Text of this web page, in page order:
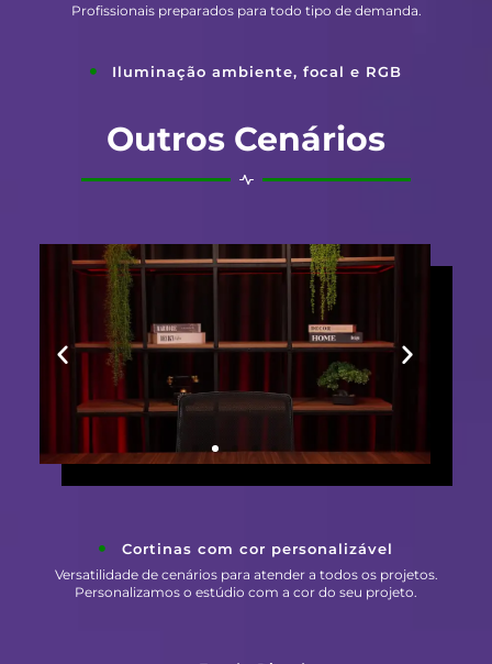
Profissionais preparados para todo tipo de demanda.
Iluminação ambiente, focal e RGB
Outros Cenários
Cortinas com cor personalizável
Versatilidade de cenários para atender a todos os projetos.
Personalizamos o estúdio com a cor do seu projeto.